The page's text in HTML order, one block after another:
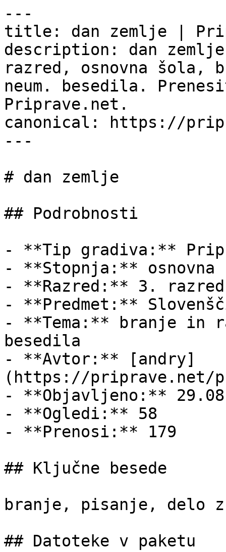
---
title: dan zemlje |
description: dan
razred, osnovna šola,
neum. besedila.
Priprave.net.
canonical: https://
---
# dan zemlje
## Podrobnosti
- **Tip gradiva:**
- **Stopnja:** osnovna
- **Razred:** 3. razred
- **Predmet:**
- **Tema:** branje in
besedila
- **Avtor:** [andry]
(https://priprave.net/
- **Objavljeno:**
- **Ogledi:** 58
- **Prenosi:** 179
## Ključne besede
branje, pisanje, delo z
## Datoteke v paketu